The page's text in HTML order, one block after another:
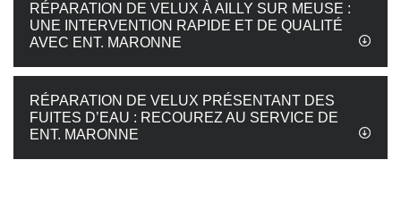
RÉPARATION DE VELUX À AILLY SUR MEUSE :
UNE INTERVENTION RAPIDE ET DE QUALITÉ
AVEC ENT. MARONNE
RÉPARATION DE VELUX PRÉSENTANT DES
FUITES D’EAU : RECOUREZ AU SERVICE DE
ENT. MARONNE